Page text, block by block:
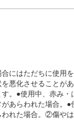
にはただちに使用
悪化させることがあ
。●使用中、赤み・
あらわれた場合。●
われた場合。②傷や